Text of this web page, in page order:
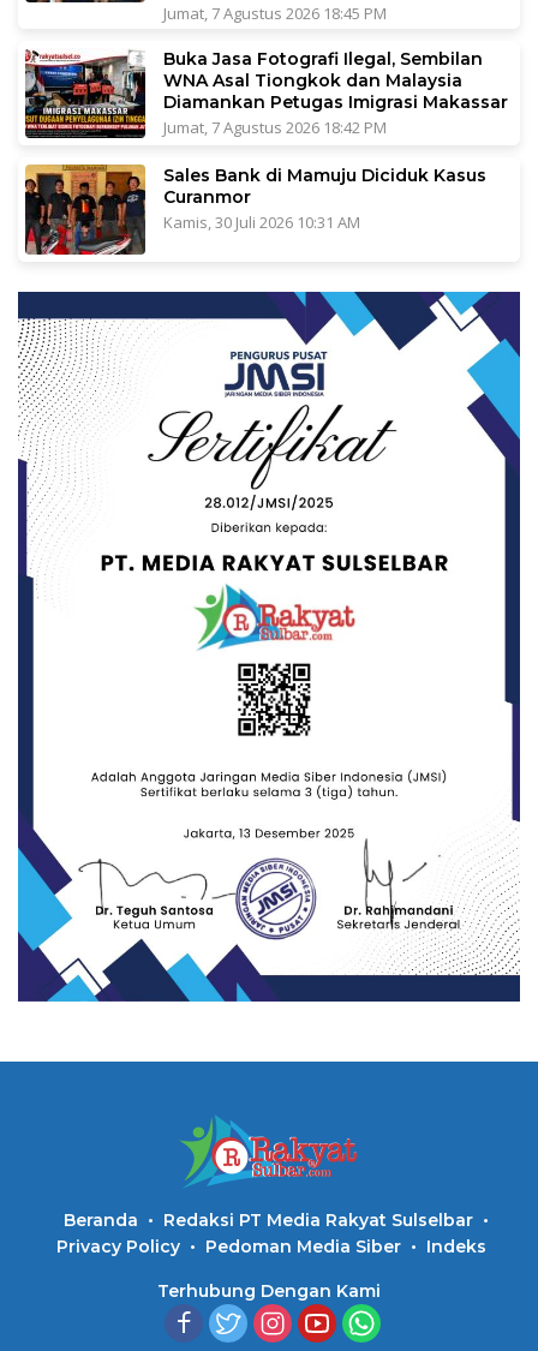
Jumat, 7 Agustus 2026 18:45 PM
Buka Jasa Fotografi Ilegal, Sembilan
WNA Asal Tiongkok dan Malaysia
Diamankan Petugas Imigrasi Makassar
Jumat, 7 Agustus 2026 18:42 PM
Sales Bank di Mamuju Diciduk Kasus
Curanmor
Kamis, 30 Juli 2026 10:31 AM
Beranda
Redaksi PT Media Rakyat Sulselbar
Privacy Policy
Pedoman Media Siber Indeks
Terhubung Dengan Kami